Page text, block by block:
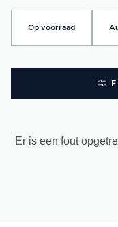
Op voorraad
Er is een fout